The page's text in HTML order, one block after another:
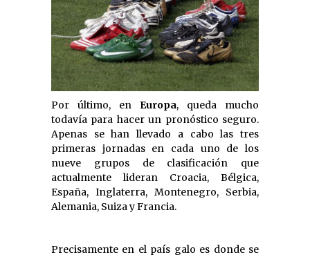
Por último, en Europa, queda mucho
todavía para hacer un pronóstico seguro.
Apenas se han llevado a cabo las tres
primeras jornadas en cada uno de los
nueve grupos de clasificación que
actualmente lideran Croacia, Bélgica,
España, Inglaterra, Montenegro, Serbia,
Alemania, Suiza y Francia.
Precisamente en el país galo es donde se